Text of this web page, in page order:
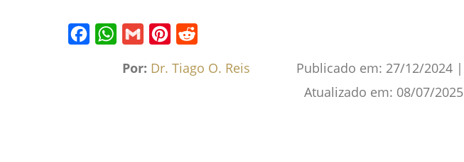
Por: Dr. Tiago O. Reis Publicado em: 27/12/2024 |
Atualizado em: 08/07/2025